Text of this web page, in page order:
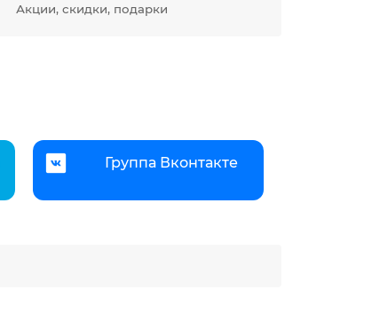
Акции, скидки, подарки
Группа Вконтакте